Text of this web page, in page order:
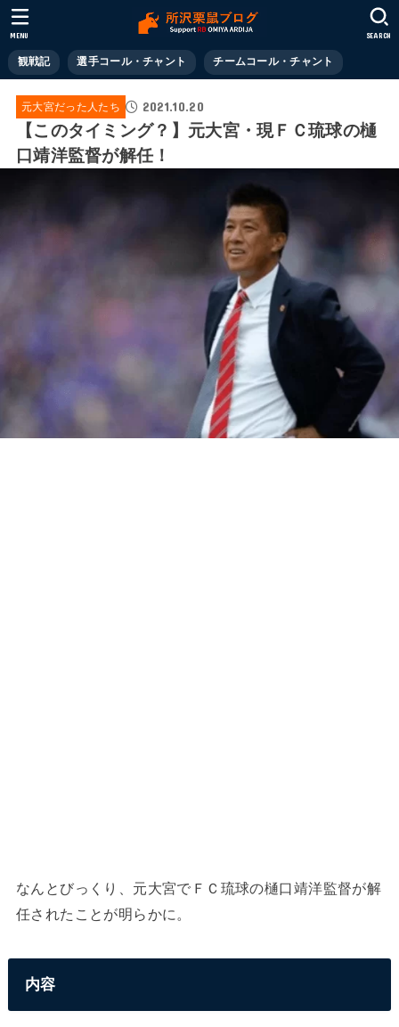
観戦記 選手コール・チャント チームコール・チャント
SEARCH
MENU
元大宮だった人たち 2021.10.20
【このタイミング？】元大宮・現ＦＣ琉球の樋
口靖洋監督が解任！
なんとびっくり、元大宮でＦＣ琉球の樋口靖洋監督が解
任されたことが明らかに。
内容